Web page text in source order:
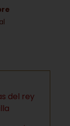
del rey